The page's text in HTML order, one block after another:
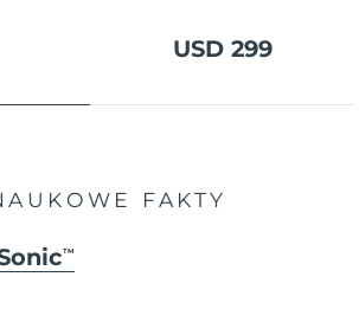
USD 299
FAKTY
TM